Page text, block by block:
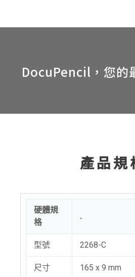
DocuPencil，您的
產品規
硬體規
格
.
型號 2268-C
尺寸 165 x 9 mm